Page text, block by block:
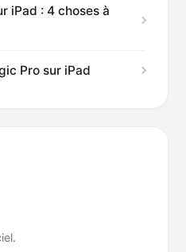
iPad : 4 choses à
Pro sur iPad